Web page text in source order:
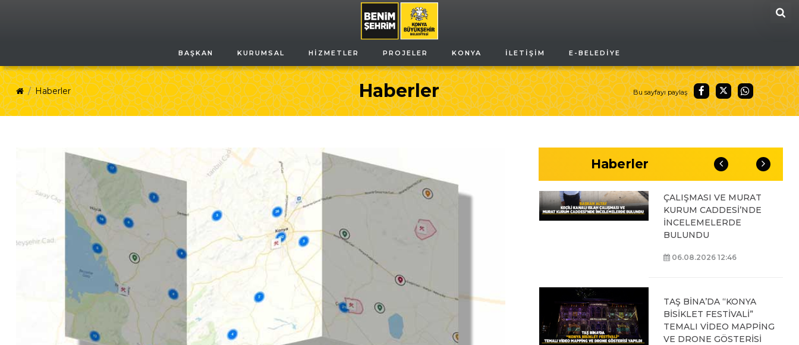
BAŞKAN KURUMSAL HIZMETLER PROJELER KONYA İLETIŞIM E-BELEDIYE
Haberler
Haberler Bu sayfayı paylaş
Haberler
OYUNLARI’NIN FİNAL
TURUNDA
ÖĞRENCİLERİN
HEYECANINI PAYLAŞTI
BAŞKAN ALTAY, KEÇİLİ
ÇALIŞMASI VE MURAT
KURUM CADDESİ’NDE
İNCELEMELERDE
BULUNDU
06.08.2026 12:46
TAŞ BİNA’DA “KONYA
BİSİKLET FESTİVALİ”
TEMALI VİDEO MAPPİNG
VE DRONE GÖSTERİSİ